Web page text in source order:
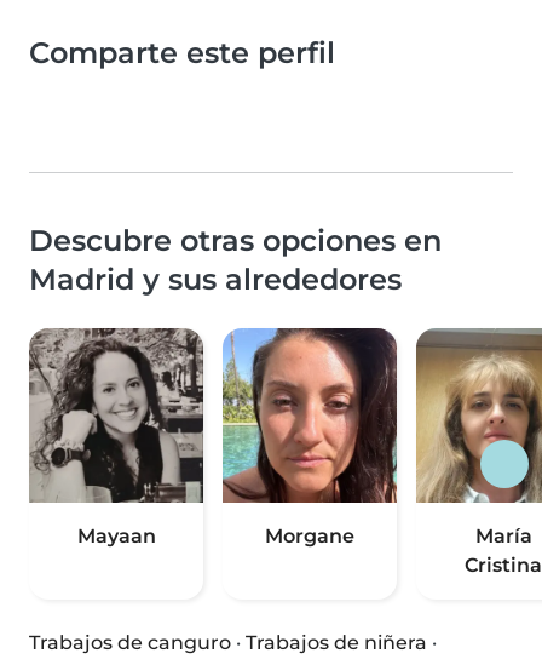
Comparte este perfil
Descubre otras opciones en
Madrid y sus alrededores
Mayaan Morgane
María
Cristina
Trabajos de canguro · Trabajos de niñera ·